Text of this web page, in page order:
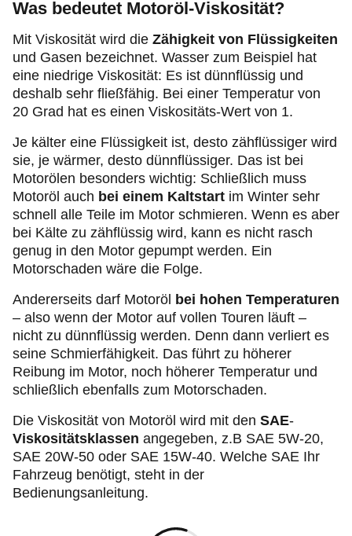
Was bedeutet Motoröl-Viskosität?
Mit Viskosität wird die Zähigkeit von Flüssigkeiten
und Gasen bezeichnet. Wasser zum Beispiel hat
eine niedrige Viskosität: Es ist dünnflüssig und
deshalb sehr fließfähig. Bei einer Temperatur von
20 Grad hat es einen Viskositäts-Wert von 1.
Je kälter eine Flüssigkeit ist, desto zähflüssiger wird
sie, je wärmer, desto dünnflüssiger. Das ist bei
Motorölen besonders wichtig: Schließlich muss
Motoröl auch bei einem Kaltstart im Winter sehr
schnell alle Teile im Motor schmieren. Wenn es aber
bei Kälte zu zähflüssig wird, kann es nicht rasch
genug in den Motor gepumpt werden. Ein
Motorschaden wäre die Folge.
Andererseits darf Motoröl bei hohen Temperaturen
– also wenn der Motor auf vollen Touren läuft –
nicht zu dünnflüssig werden. Denn dann verliert es
seine Schmierfähigkeit. Das führt zu höherer
Reibung im Motor, noch höherer Temperatur und
schließlich ebenfalls zum Motorschaden.
Die Viskosität von Motoröl wird mit den SAE-
Viskositätsklassen angegeben, z.B SAE 5W-20,
SAE 20W-50 oder SAE 15W-40. Welche SAE Ihr
Fahrzeug benötigt, steht in der
Bedienungsanleitung.